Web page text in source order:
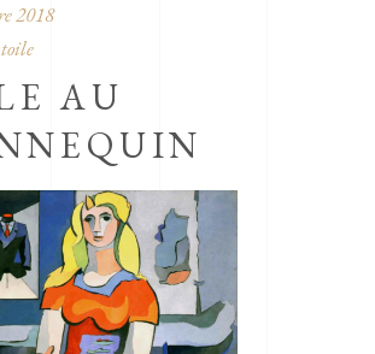
2018
AU